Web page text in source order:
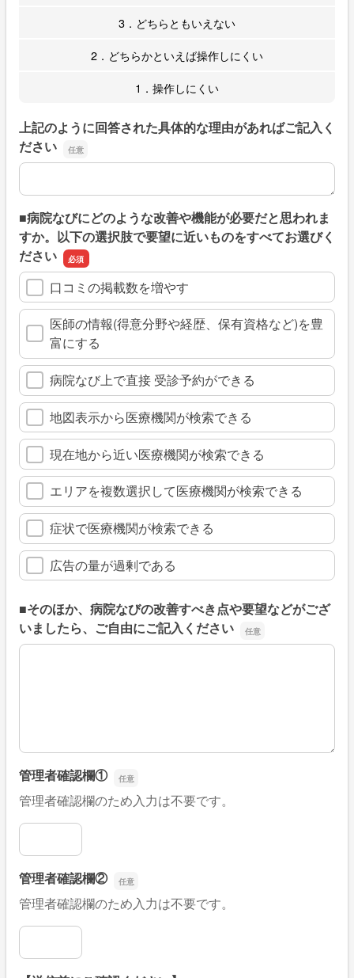
3．どちらともいえない
2．どちらかといえば操作しにくい
1．操作しにくい
上記のように回答された具体的な理由があればご記入く
ださい
上記のように回答された具体的な理由があればご記入くだ
■病院なびにどのような改善や機能が必要だと思われま
すか。以下の選択肢で要望に近いものをすべてお選びく
ださい
口コミの掲載数を増やす
医師の情報(得意分野や経歴、保有資格など)を豊
富にする
病院なび上で直接 受診予約ができる
地図表示から医療機関が検索できる
現在地から近い医療機関が検索できる
エリアを複数選択して医療機関が検索できる
症状で医療機関が検索できる
広告の量が過剰である
■そのほか、病院なびの改善すべき点や要望などがござ
いましたら、ご自由にご記入ください
■そのほか、病院なびの改善すべき点や要望などがござい
管理者確認欄①
管理者確認欄のため入力は不要です。
管理者確認欄①
管理者確認欄②
管理者確認欄のため入力は不要です。
管理者確認欄②